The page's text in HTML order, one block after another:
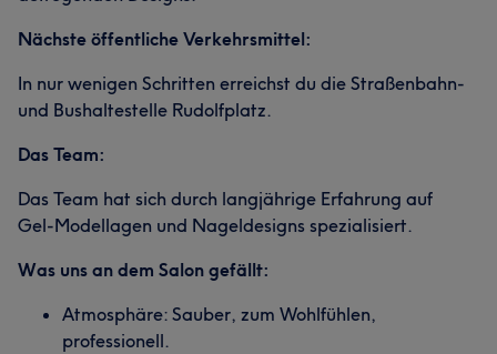
Nächste öffentliche Verkehrsmittel:
In nur wenigen Schritten erreichst du die Straßenbahn-
und Bushaltestelle Rudolfplatz.
Das Team:
Das Team hat sich durch langjährige Erfahrung auf
Gel-Modellagen und Nageldesigns spezialisiert.
Was uns an dem Salon gefällt:
Atmosphäre: Sauber, zum Wohlfühlen,
professionell.